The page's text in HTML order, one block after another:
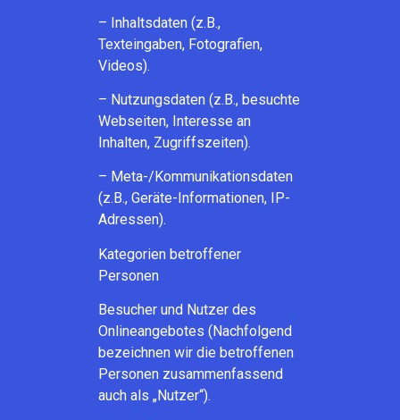
– Inhaltsdaten (z.B.,
Texteingaben, Fotografien,
Videos).
– Nutzungsdaten (z.B., besuchte
Webseiten, Interesse an
Inhalten, Zugriffszeiten).
– Meta-/Kommunikationsdaten
(z.B., Geräte-Informationen, IP-
Adressen).
Kategorien betroffener
Personen
Besucher und Nutzer des
Onlineangebotes (Nachfolgend
bezeichnen wir die betroffenen
Personen zusammenfassend
auch als „Nutzer“).